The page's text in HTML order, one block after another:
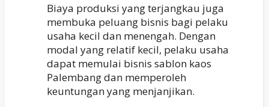
Biaya produksi yang terjangkau juga
membuka peluang bisnis bagi pelaku
usaha kecil dan menengah. Dengan
modal yang relatif kecil, pelaku usaha
dapat memulai bisnis sablon kaos
Palembang dan memperoleh
keuntungan yang menjanjikan.